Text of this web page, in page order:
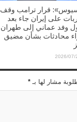
قرار ترامب وقف
على إيران جاء بعد
وفد عماني إلى طهران
محادثات بشأن مضيق
2026/07/
مشار لها بـ *